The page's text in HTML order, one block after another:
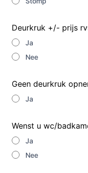
Deurkruk +/- prijs
Ja
Nee
Geen deurkruk
Ja
Wenst u wc/
Ja
Nee